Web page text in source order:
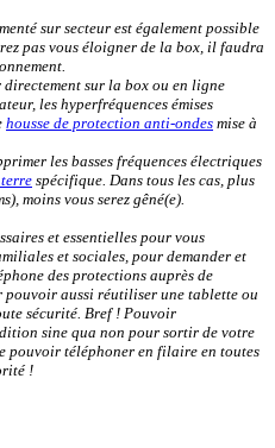
sur secteur est également possible
pas vous éloigner de la box, il faudra
directement sur la box ou en ligne
les hyperfréquences émises
housse de protection anti-ondes mise à
les basses fréquences électriques
spécifique. Dans tous les cas, plus
moins vous serez gêné(e).
et essentielles pour vous
et sociales, pour demander et
des protections auprès de
pouvoir aussi réutiliser une tablette ou
sécurité. Bref ! Pouvoir
sine qua non pour sortir de votre
pouvoir téléphoner en filaire en toutes
!